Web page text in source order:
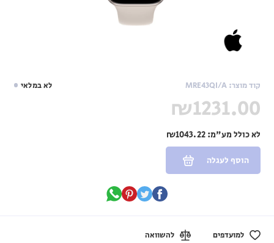
לא במלאי קוד מוצר: MRE43QI/A
₪1231.00
לא כולל מע"מ:₪1043.22
הוסף לעגלה
למועדפים להשוואה